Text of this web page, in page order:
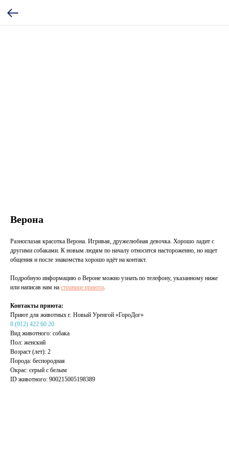
Верона
Разноглазая красотка Верона. Игривая, дружелюбная девочка. Хорошо ладит с
другими собаками. К новым людям по началу относится настороженно, но ищет
общения и после знакомства хорошо идёт на контакт.
Подробную информацию о Вероне можно узнать по телефону, указанному ниже
или написав нам на странице приюта.
Контакты приюта:
Приют для животных г. Новый Уренгой «ГороДог»
8 (912) 422 60 20
Вид животного: собака
Пол: женский
Возраст (лет): 2
Порода: беспородная
Окрас: серый с белым
ID животного: 900215005198389